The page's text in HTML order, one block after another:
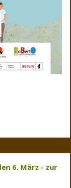
6. März - zur